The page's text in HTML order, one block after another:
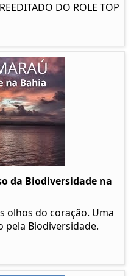
DO ROLE TOP
da Biodiversidade na
olhos do coração. Uma
pela Biodiversidade.